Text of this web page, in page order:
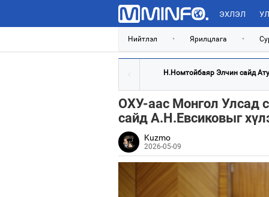
ЭХЛЭЛ
Нийтлэл • Ярилцлага •
Н.Номтойбаяр Элчин сайд
ОХУ-аас Монгол Улсад
сайд А.Н.Евсиковыг
Kuzmo
2026-05-09